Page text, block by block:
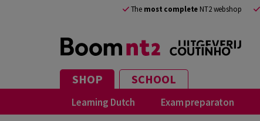
The most complete NT2 webshop
SHOP SCHOOL
Learning Dutch Exam preparaton